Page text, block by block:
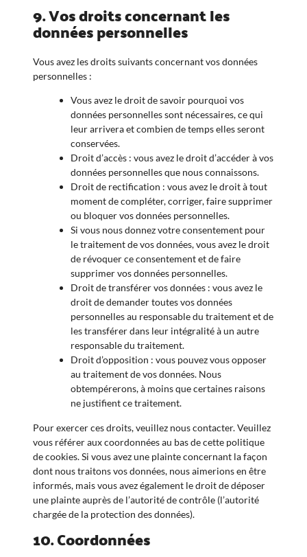
9. Vos droits concernant les
données personnelles
Vous avez les droits suivants concernant vos données
personnelles :
Vous avez le droit de savoir pourquoi vos
données personnelles sont nécessaires, ce qui
leur arrivera et combien de temps elles seront
conservées.
Droit d’accès : vous avez le droit d’accéder à vos
données personnelles que nous connaissons.
Droit de rectification : vous avez le droit à tout
moment de compléter, corriger, faire supprimer
ou bloquer vos données personnelles.
Si vous nous donnez votre consentement pour
le traitement de vos données, vous avez le droit
de révoquer ce consentement et de faire
supprimer vos données personnelles.
Droit de transférer vos données : vous avez le
droit de demander toutes vos données
personnelles au responsable du traitement et de
les transférer dans leur intégralité à un autre
responsable du traitement.
Droit d’opposition : vous pouvez vous opposer
au traitement de vos données. Nous
obtempérerons, à moins que certaines raisons
ne justifient ce traitement.
Pour exercer ces droits, veuillez nous contacter. Veuillez
vous référer aux coordonnées au bas de cette politique
de cookies. Si vous avez une plainte concernant la façon
dont nous traitons vos données, nous aimerions en être
informés, mais vous avez également le droit de déposer
une plainte auprès de l’autorité de contrôle (l’autorité
chargée de la protection des données).
10. Coordonnées